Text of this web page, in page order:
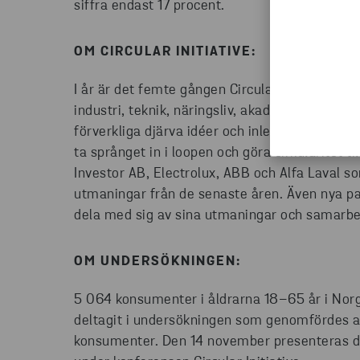
siffra endast 17 procent.
OM CIRCULAR INITIATIVE:
I år är det femte gången Circular Inititative
industri, teknik, näringsliv, akademi och
förverkliga djärva idéer och inleda
ta språnget in i loopen och göra cirkularitet
Investor AB, Electrolux, ABB och Alfa Laval
utmaningar från de senaste åren. Även nya
dela med sig av sina utmaningar och
OM UNDERSÖKNINGEN:
5 064 konsumenter i åldrarna 18–65 år i
deltagit i undersökningen som genomfördes
konsumenter. Den 14 november